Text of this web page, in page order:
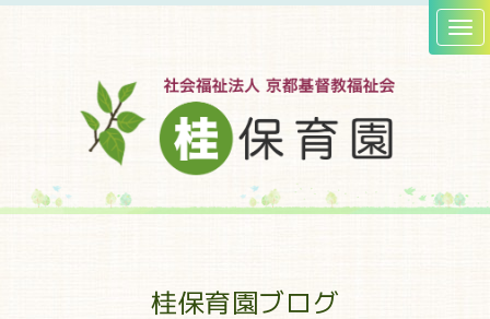
桂保育園ブログ